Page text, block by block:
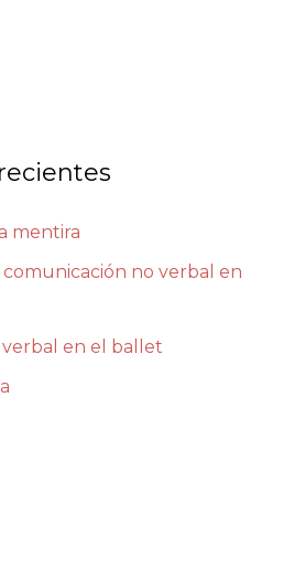
mentira
comunicación no verbal en
verbal en el ballet